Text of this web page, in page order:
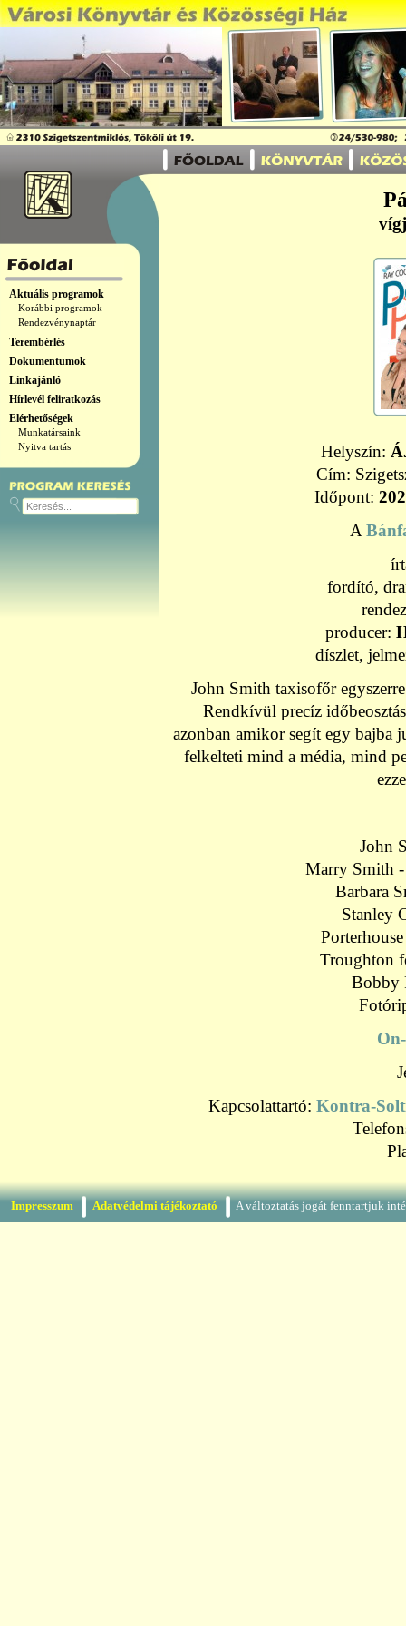
Aktuális programok
Korábbi programok
Rendezvénynaptár
Terembérlés
Dokumentumok
Linkajánló
Hírlevél feliratkozás
Elérhetőségek
Munkatársaink
Nyitva tartás
Helyszín:
Cím:
Időpont:
A
fordító,
producer:
díszlet,
John Smith taxisofőr
Rendkívül precíz
azonban amikor segít egy bajba
felkelteti mind a média, mind
John
Marry Smith
Barbara
Stanley
Troughton
Bobby
Kapcsolattartó: Kontra-
Impresszum Adatvédelmi tájékoztató A változtatás jogát fenntartjuk